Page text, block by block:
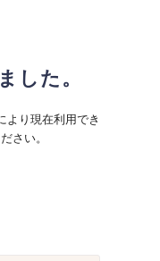
した。
より現在利用でき
さい。